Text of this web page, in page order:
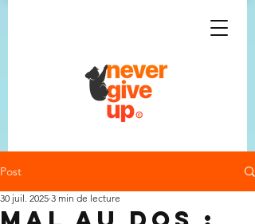
Post
30 juil. 2025 3 min de lecture